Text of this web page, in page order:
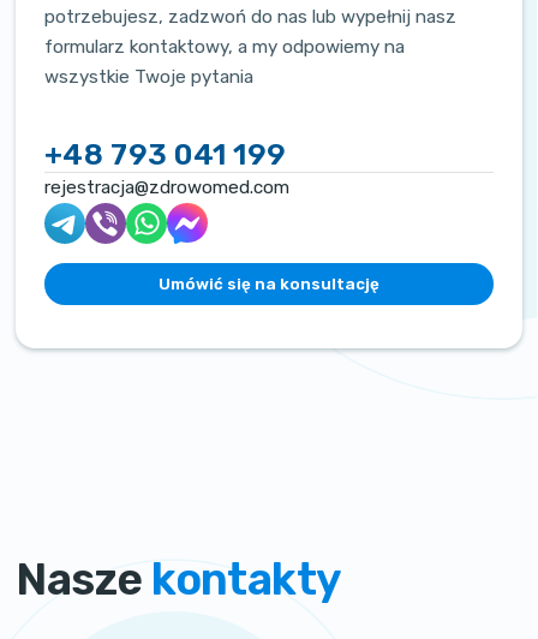
potrzebujesz, zadzwoń do nas lub wypełnij nasz
formularz kontaktowy, a my odpowiemy na
wszystkie Twoje pytania
+48 793 041 199
rejestracja@zdrowomed.com
Umówić się na konsultację
Nasze kontakty